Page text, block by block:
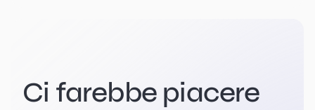
Ci farebbe piacere